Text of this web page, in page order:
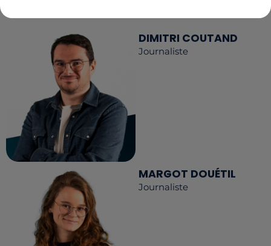
DIMITRI COUTAND
Journaliste
MARGOT DOUÉTIL
Journaliste